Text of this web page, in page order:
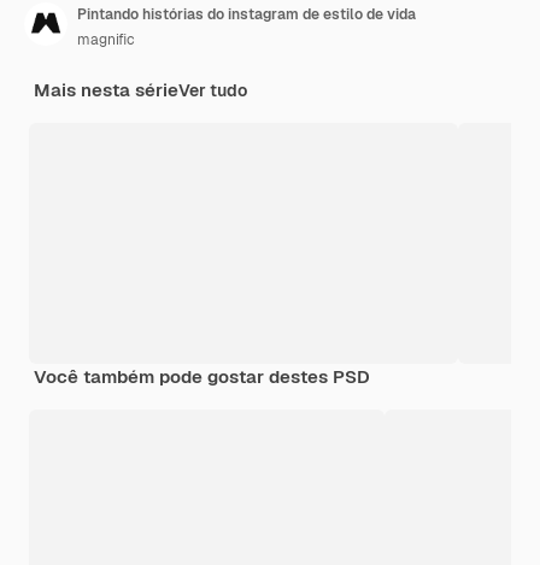
Pintando histórias do instagram de estilo de vida
magnific
Mais nesta sérieVer tudo
Você também pode gostar destes PSD